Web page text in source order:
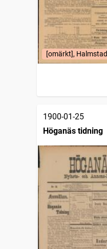
[omärkt], Halmstad
1900-01-25
Höganäs tidning